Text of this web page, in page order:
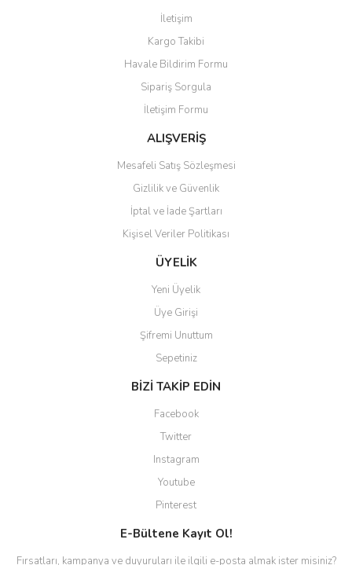
Ürün açıklamasında eksik bilgiler bulunuyor.
Ürün bilgilerinde hatalar bulunuyor.
Ürün fiyatı diğer sitelerden daha pahalı.
Bu ürüne benzer farklı alternatifler olmalı.
Gönder
İletişim
Kargo Takibi
Havale Bildirim Formu
Sipariş Sorgula
İletişim Formu
ALIŞVERİŞ
Mesafeli Satış Sözleşmesi
Gizlilik ve Güvenlik
İptal ve İade Şartları
Kişisel Veriler Politikası
ÜYELİK
Yeni Üyelik
Üye Girişi
Şifremi Unuttum
Sepetiniz
BİZİ TAKİP EDİN
Facebook
Twitter
Instagram
Youtube
Pinterest
E-Bültene Kayıt Ol!
Fırsatları, kampanya ve duyuruları ile ilgili e-posta almak ister misiniz?